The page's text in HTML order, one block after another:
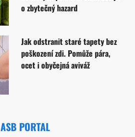
o zbytečný hazard
Jak odstranit staré tapety bez
poškození zdi. Pomůže pára,
ocet i obyčejná aviváž
ASB PORTAL